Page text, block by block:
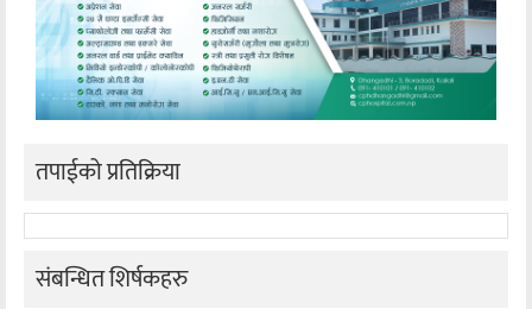
तपाईको प्रतिक्रिया
संबन्धित शिर्षकहरु